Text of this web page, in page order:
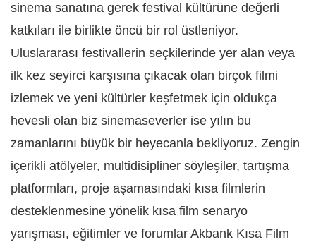
sinema sanatına gerek festival kültürüne değerli
katkıları ile birlikte öncü bir rol üstleniyor.
Uluslararası festivallerin seçkilerinde yer alan veya
ilk kez seyirci karşısına çıkacak olan birçok filmi
izlemek ve yeni kültürler keşfetmek için oldukça
hevesli olan biz sinemaseverler ise yılın bu
zamanlarını büyük bir heyecanla bekliyoruz. Zengin
içerikli atölyeler, multidisipliner söyleşiler, tartışma
platformları, proje aşamasındaki kısa filmlerin
desteklenmesine yönelik kısa film senaryo
yarışması, eğitimler ve forumlar Akbank Kısa Film